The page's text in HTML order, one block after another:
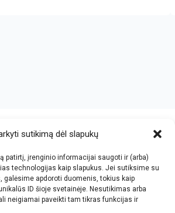
sutikimą dėl slapukų
patirtį, įrenginio informacijai saugoti ir (arba)
technologijas kaip slapukus. Jei sutiksime su
apdoroti duomenis, tokius kaip
ID šioje svetainėje. Nesutikimas arba
neigiamai paveikti tam tikras funkcijas ir
V. Jankovskio firma
Įmonės kodas: 123612573
PVM kodas: LT236125716